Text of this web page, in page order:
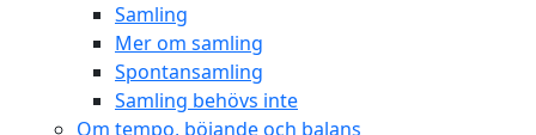
Samling
Mer om samling
Spontansamling
Samling behövs inte
Om tempo, böjande och balans